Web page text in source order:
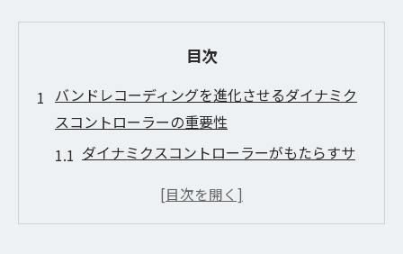
目次
バンドレコーディングを進化させるダイナミク
スコントローラーの重要性
ダイナミクスコントローラーがもたらすサ
音質向上に不可欠なダイナミクスコントロ